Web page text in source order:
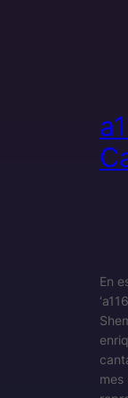
En
mes